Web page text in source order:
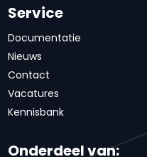
Service
Documentatie
Nieuws
Contact
Vacatures
Kennisbank
Onderdeel van: